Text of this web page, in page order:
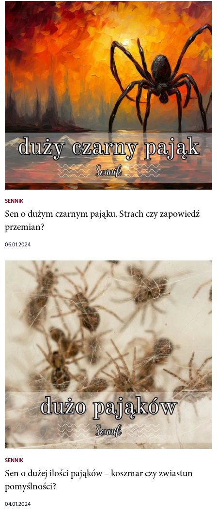
SENNIK
Sen o dużym czarnym pająku. Strach czy zapowiedź
przemian?
06.01.2024
SENNIK
Sen o dużej ilości pająków – koszmar czy zwiastun
pomyślności?
04.01.2024